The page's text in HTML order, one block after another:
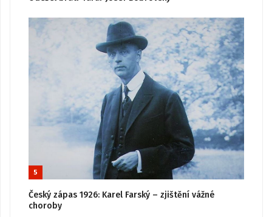
5
Český zápas 1926: Karel Farský – zjištění vážné
choroby